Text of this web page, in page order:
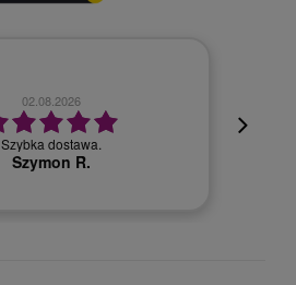
02.08.2026
Szybka dostawa.
Szymon R.